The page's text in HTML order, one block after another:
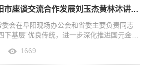
红”，争创国元一流业绩。三要深化提升融
障高质量发展。党建工作做实就是生产
细就是凝聚力。进一步建强队伍，以政治
硬标准，落实“忠专实”“勤正廉”要求，做好
进国企改革深化提升行动落地见效；进一
要求嵌入经营管理全过程、贯穿业务发展
年度目标，盘点分析、补缺补差，确保全
，积极推进“放管服”，健全权责机制,强化
治理水平；聚焦业务协同，坚持“一体化”
比较优势，加快创新产品服务，着力提升市
为集团高质量发展提供坚强保障。集团办公
主要负责人参加调研。
汪侃，集团领导邵文革、魏李翔、沈和付
中说，近年来，国元金控集团健康发展、
作日益紧密，在宣各业务板块运行良好，
农业保险等领域为宣城提供了有力金融支
市场方面发挥了主力军作用。当前，宣城经
阔，市场需求旺盛，与国元金控集团深化
元金控集团在产业发展、园区建设、企业
国元金控集团与阜阳市座谈交流合作发展刘玉杰黄林沐讲话 胡明文主持
会在阜阳现场办公会和省委主要负责同志
下基层”优良传统，进一步深化推进国元金控
展，10月30日下午，国元金控集团与阜阳市
流座谈会，阜阳市委书记刘玉杰，国元金
黄林沐出席并讲话，阜阳市委副书记、市
1669